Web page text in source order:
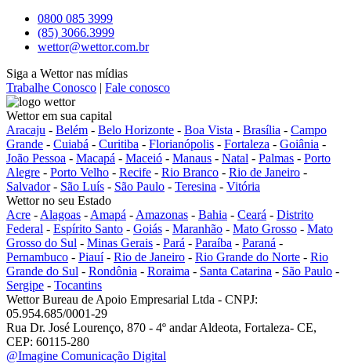
0800 085 3999
(85) 3066.3999
wettor@wettor.com.br
Siga a Wettor nas mídias
Trabalhe Conosco | Fale conosco
Wettor em sua capital
Aracaju - Belém - Belo Horizonte - Boa Vista - Brasília - Campo
Grande - Cuiabá - Curitiba - Florianópolis - Fortaleza - Goiânia -
João Pessoa - Macapá - Maceió - Manaus - Natal - Palmas - Porto
Alegre - Porto Velho - Recife - Rio Branco - Rio de Janeiro -
Salvador- São Luís - São Paulo - Teresina - Vitória
Wettor no seu Estado
Acre - Alagoas - Amapá - Amazonas - Bahia - Ceará - Distrito
Federal - Espírito Santo - Goiás - Maranhão - Mato Grosso - Mato
Grosso do Sul - Minas Gerais - Pará - Paraíba - Paraná -
Pernambuco - Piauí- Rio de Janeiro - Rio Grande do Norte - Rio
Grande do Sul - Rondônia - Roraima - Santa Catarina - São Paulo -
Sergipe - Tocantins
Wettor Bureau de Apoio Empresarial Ltda - CNPJ:
05.954.685/0001-29
Rua Dr. José Lourenço, 870 - 4º andar Aldeota, Fortaleza- CE,
CEP: 60115-280
@Imagine Comunicação Digital